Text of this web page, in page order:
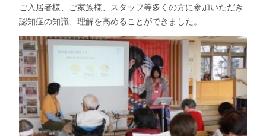
ご入居者様、ご家族様、スタッフ等多くの方に参加いただき
認知症の知識、理解を高めることができました。